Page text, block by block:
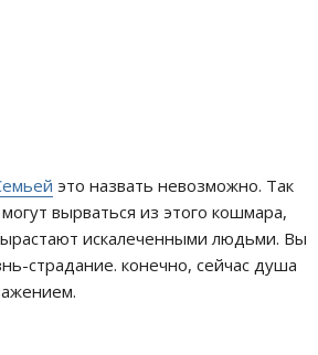
это назвать невозможно. Так
вырваться из этого кошмара,
искалеченными людьми. Вы
страдание. конечно, сейчас душа